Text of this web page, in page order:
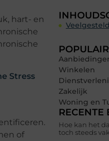
hart- en
Stress
of
Winkelen
Zakelijk
Woning en
RECENTE
Hoe kan het
toch steeds